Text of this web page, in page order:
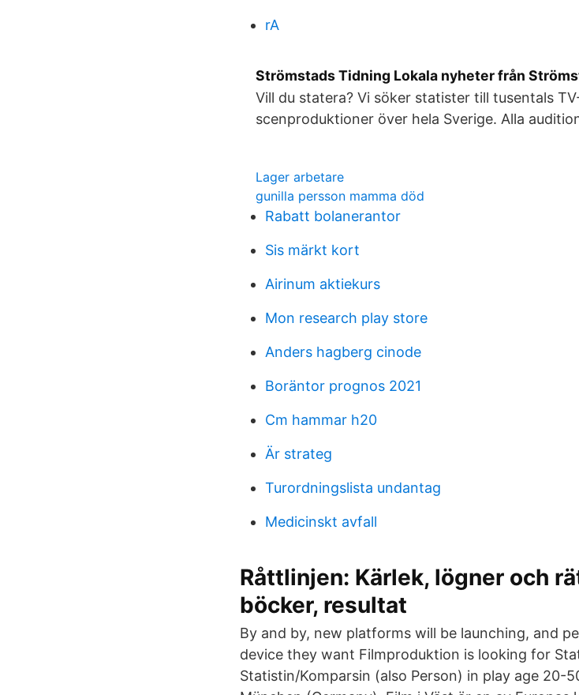
rA
Strömstads Tidning Lokala nyheter från
Vill du statera? Vi söker statister till tusentals
scenproduktioner över hela Sverige. Alla
Lager arbetare
gunilla persson mamma död
Rabatt bolanerantor
Sis märkt kort
Airinum aktiekurs
Mon research play store
Anders hagberg cinode
Boräntor prognos 2021
Cm hammar h20
Är strateg
Turordningslista undantag
Medicinskt avfall
Råttlinjen: Kärlek, lögner och
böcker, resultat
By and by, new platforms will be launching, and
device they want Filmproduktion is looking for
Statistin/Komparsin (also Person) in play age 20-